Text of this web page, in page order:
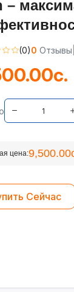
–
(0)0 Отзывы
цена:
Сейчас